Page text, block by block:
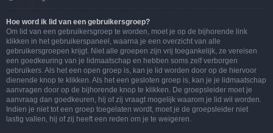
Hoe word ik lid van een gebruikersgroep?
Om lid van een gebruikersgroep te worden, moet je op de bijhorende link
klikken in het gebruikerspaneel, waarna je een overzicht van alle
gebruikersgroepen krijgt. Niet alle groepen zijn vrij toegankelijk, ze vereisen
een goedkeuring van je lidmaatschap en hebben soms zelf verborgen
gebruikers. Als het een open groep is, kan je lid worden door op de hiervoor
dienende knop te klikken. Als het een gesloten groep is, kan je je lidmaatschap
aanvragen door op de bijhorende knop te klikken. De groepsleider moet je
aanvraag dan goedkeuren, hij of zij vraagt mogelijk waarom je lid wil worden.
Indien je niet tot een groep toegelaten wordt, moet je de groepsleider niet
lastig vallen, hij of zij heeft een reden om je te weigeren.